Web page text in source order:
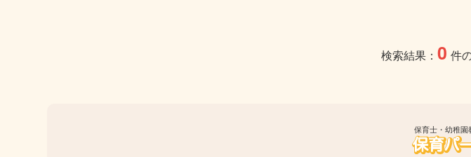
検索結果： 0 件
保育士・幼稚園